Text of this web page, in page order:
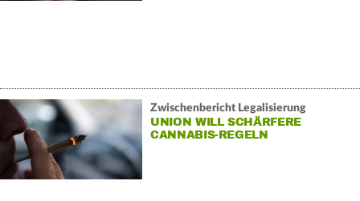
Zwischenbericht Legalisierung
UNION WILL SCHÄRFERE
CANNABIS-REGELN